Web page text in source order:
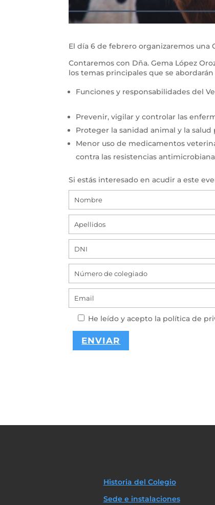
El día 6 de febrero organizaremos una
Contaremos con Dña. Gema López
los temas principales que se
Funciones y responsabilidades del
Prevenir, vigilar y controlar las
Proteger la sanidad animal y la salud
Menor uso de medicamentos
contra las resistencias
Si estás interesado en acudir a este
He leído y acepto la política de
n
Historia del Colegio
Sede e instalaciones